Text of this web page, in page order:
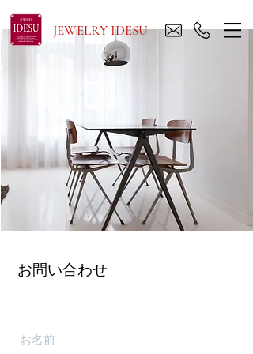
JEWELRY IDESU
お問い合わせ